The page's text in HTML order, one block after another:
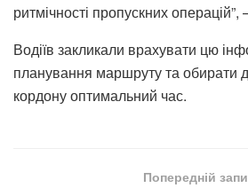
ритмічності пропускних
Водіїв закликали врахувати цю
планування маршруту та обирати
кордону оптимальний час.
Попередній